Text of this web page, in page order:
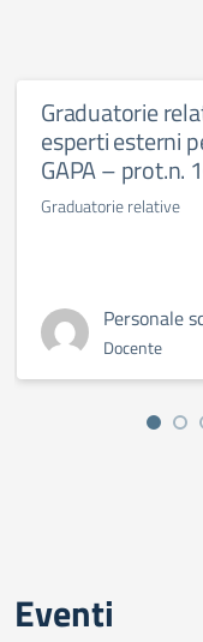
Graduatorie
esperti esterni
GAPA –
Graduatorie relative
Personale
Docente
Eventi